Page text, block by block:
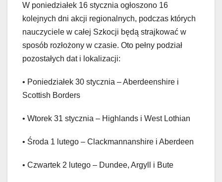
W poniedziałek 16 stycznia ogłoszono 16
kolejnych dni akcji regionalnych, podczas których
nauczyciele w całej Szkocji będą strajkować w
sposób rozłożony w czasie. Oto pełny podział
pozostałych dat i lokalizacji:
• Poniedziałek 30 stycznia – Aberdeenshire i
Scottish Borders
• Wtorek 31 stycznia – Highlands i West Lothian
• Środa 1 lutego – Clackmannanshire i Aberdeen
• Czwartek 2 lutego – Dundee, Argyll i Bute